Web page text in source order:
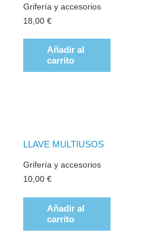
Grifería y accesorios
18,00€
Añadir al
carrito
LLAVE MULTIUSOS
Grifería y accesorios
10,00€
Añadir al
carrito